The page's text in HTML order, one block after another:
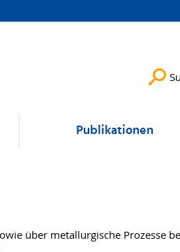
Publikationen
über metallurgische Prozesse